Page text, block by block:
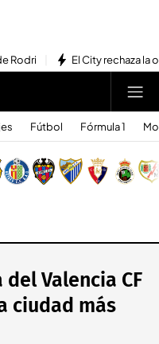
Rodri El City rechaza la
Fútbol Fórmula 1
Valencia CF
ciudad más